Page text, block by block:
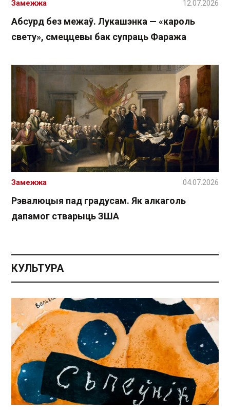
Абсурд без межаў. Лукашэнка — «кароль
свету», смеццевы бак супраць Фаража
Замежжа 12.07.2026
Рэвалюцыя пад градусам. Як алкаголь
дапамог стварыць ЗША
Замежжа 04.07.2026
КУЛЬТУРА